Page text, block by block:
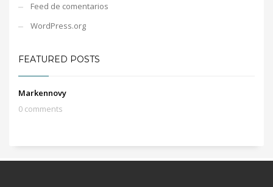
Feed de comentarios
WordPress.org
FEATURED POSTS
Markennovy
0 comments